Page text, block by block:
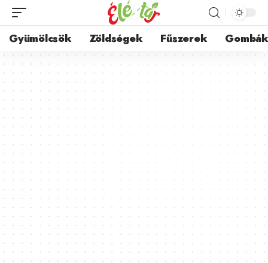
Gyümölcsök Zöldségek Fűszerek Gombák